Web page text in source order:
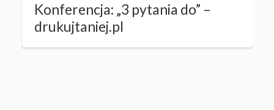
Konferencja: „3 pytania do” –
drukujtaniej.pl